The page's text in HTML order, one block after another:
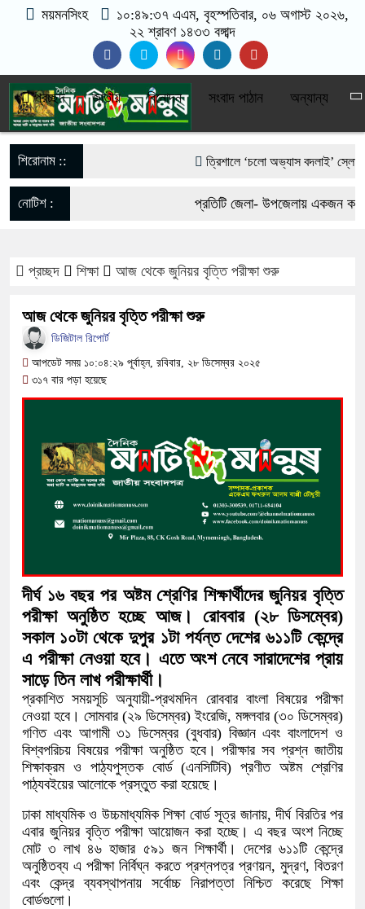
ময়মনসিংহ ১০:৪৯:৩৮ এএম, বৃহস্পতিবার, ০৬ অগাস্ট ২০২৬,
২২ শ্রাবণ ১৪৩৩ বঙ্গাব্দ
প্রচ্ছদ জাতীয় বিনোদন সংবাদ পাঠান অন্যান্য
শিরোনাম :: ‎ত্রিশালে ‘চলো অভ্যাস বদলাই’
আওয়ামী লীগের নিষেধাজ্ঞা প্রত্যাহারের
পাকা সেতুর অভাবে ৫০ হাজার মানুষের
অতিবৃষ্টিতে পূর্বধলায় জনজীবন স্থবির, চরম
কালীগঞ্জে মাদকসেবীকে কারাদণ্ড ও
আওয়ামী লীগ আমলে এক তৃতীয়াংশ অর্থ
বিপাকে জানিয়েছে গভর্নর
সরকারকে ব্যর্থ করতে দেশের বিরুদ্ধে
দেশের বাজারে ফের বড় ধাক্কা: এক লাফে
বিচার প্রক্রিয়া শুরু: হাছান-নওফেলসহ
নোটিশ : প্রতিটি জেলা- উপজেলায় একজন করে
017-11684104, 013-03300539.
প্রচ্ছদ শিক্ষা আজ থেকে জুনিয়র বৃত্তি পরীক্ষা শুরু
আজ থেকে জুনিয়র বৃত্তি পরীক্ষা শুরু
ডিজিটাল রিপোর্ট
আপডেট সময় ১০:০৪:২৯ পূর্বাহ্ন, রবিবার, ২৮ ডিসেম্বর ২০২৫
৩১৭ বার পড়া হয়েছে
দীর্ঘ ১৬ বছর পর অষ্টম শ্রেণির শিক্ষার্থীদের জুনিয়র বৃত্তি
পরীক্ষা অনুষ্ঠিত হচ্ছে আজ। রোববার (২৮ ডিসম্বের)
সকাল ১০টা থেকে দুপুর ১টা পর্যন্ত দেশের ৬১১টি কেন্দ্রে
এ পরীক্ষা নেওয়া হবে। এতে অংশ নেবে সারাদেশের প্রায়
সাড়ে তিন লাখ পরীক্ষার্থী।
প্রকাশিত সময়সূচি অনুযায়ী-প্রথমদিন রোববার বাংলা বিষয়ের পরীক্ষা
নেওয়া হবে। সোমবার (২৯ ডিসেম্বর) ইংরেজি, মঙ্গলবার (৩০ ডিসেম্বর)
গণিত এবং আগামী ৩১ ডিসেম্বর (বুধবার) বিজ্ঞান এবং বাংলাদেশ ও
বিশ্বপরিচয় বিষয়ের পরীক্ষা অনুষ্ঠিত হবে। পরীক্ষার সব প্রশ্ন জাতীয়
শিক্ষাক্রম ও পাঠ্যপুস্তক বোর্ড (এনসিটিবি) প্রণীত অষ্টম শ্রেণির
পাঠ্যবইয়ের আলোকে প্রস্তুত করা হয়েছে।
ঢাকা মাধ্যমিক ও উচ্চমাধ্যমিক শিক্ষা বোর্ড সূত্র জানায়, দীর্ঘ বিরতির পর
এবার জুনিয়র বৃত্তি পরীক্ষা আয়োজন করা হচ্ছে। এ বছর অংশ নিচ্ছে
মোট ৩ লাখ ৪৬ হাজার ৫৯১ জন শিক্ষার্থী। দেশের ৬১১টি কেন্দ্রে
অনুষ্ঠিতব্য এ পরীক্ষা নির্বিঘ্ন করতে প্রশ্নপত্র প্রণয়ন, মুদ্রণ, বিতরণ
এবং কেন্দ্র ব্যবস্থাপনায় সর্বোচ্চ নিরাপত্তা নিশ্চিত করেছে শিক্ষা
বোর্ডগুলো।